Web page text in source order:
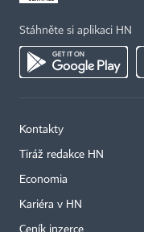
Stáhněte si aplikaci HN
Kontakty
Tiráž redakce HN
Economia
Kariéra v HN